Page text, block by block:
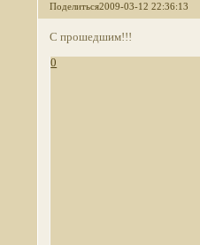
Поделиться2009-03-12 22:36:13
С прошедшим!!!
0